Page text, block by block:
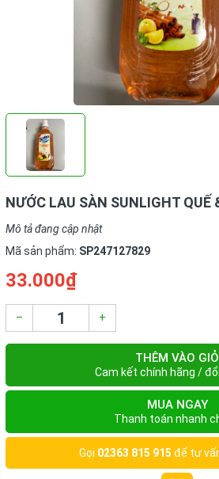
NƯỚC LAU SÀN SUNLIGHT
Mô tả đang cập nhật
Mã sản phẩm: SP247127829
33.000₫
– +
THÊM VÀO GIỎ
Cam kết chính hãng /
MUA NGAY
Thanh toán nhanh
Gọi 02363 815 915 để tư